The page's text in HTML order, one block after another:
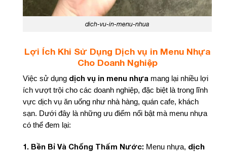
dich-vu-in-menu-nhua
Lợi Ích Khi Sử Dụng Dịch vụ in Menu Nhựa
Cho Doanh Nghiệp
Việc sử dụng dịch vụ in menu nhựa mang lại nhiều lợi
ích vượt trội cho các doanh nghiệp, đặc biệt là trong lĩnh
vực dịch vụ ăn uống như nhà hàng, quán cafe, khách
sạn. Dưới đây là những ưu điểm nổi bật mà menu nhựa
có thể đem lại:
1. Bền Bỉ Và Chống Thấm Nước: Menu nhựa, dịch